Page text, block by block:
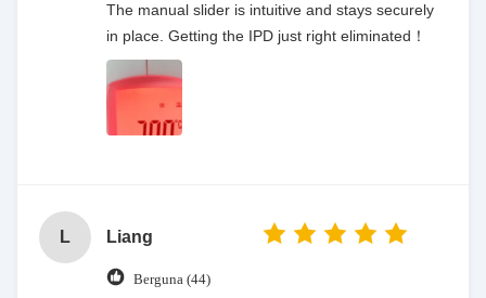
The manual slider is intuitive and stays securely
in place. Getting the IPD just right eliminated！
L Liang
Berguna (44)